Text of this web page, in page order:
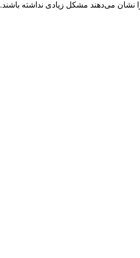
نشان می‌دهند مشکل زیادی نداشته باشند.